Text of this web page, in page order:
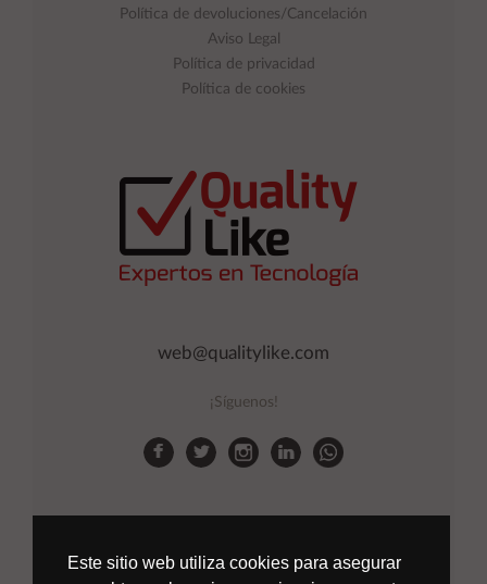
Este sitio web utiliza cookies para asegurar
web@qualitylike.com
¡Síguenos!
Política de devoluciones/Cancelación
Aviso Legal
Política de privacidad
Política de cookies